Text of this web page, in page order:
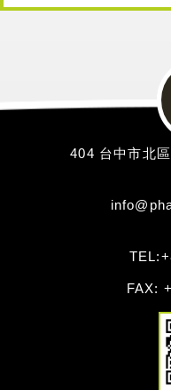
404 台中市北
TEL:
FAX: